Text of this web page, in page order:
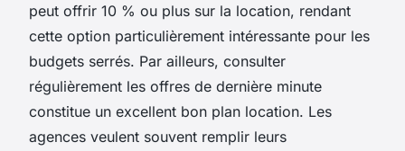
peut offrir 10 % ou plus sur la location, rendant
cette option particulièrement intéressante pour les
budgets serrés. Par ailleurs, consulter
régulièrement les offres de dernière minute
constitue un excellent bon plan location. Les
agences veulent souvent remplir leurs